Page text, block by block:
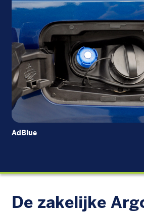
AdBlue
De zakelijke